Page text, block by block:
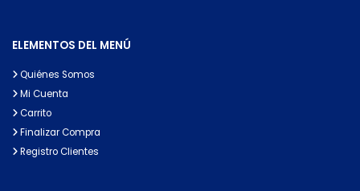
ELEMENTOS DEL MENÚ
Quiénes Somos
Mi Cuenta
Carrito
Finalizar Compra
Registro Clientes